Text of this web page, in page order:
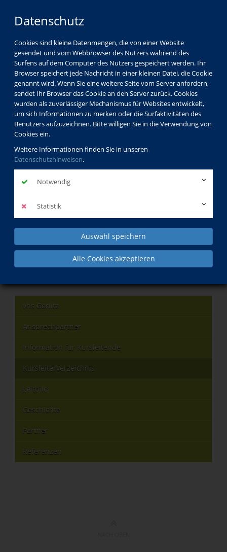
Datenschutz
Cookies sind kleine Datenmengen, die von einer Website
gesendet und vom Webbrowser des Nutzers während des
Surfens auf dem Computer des Nutzers gespeichert werden. Ihr
Browser speichert jede Nachricht in einer kleinen Datei, die Cookie
genannt wird. Wenn Sie eine weitere Seite vom Server anfordern,
sendet Ihr Browser das Cookie an den Server zurück. Cookies
wurden als zuverlässiger Mechanismus für Websites entwickelt,
um sich Informationen zu merken oder die Surfaktivitäten des
Benutzers aufzuzeichnen. Bitte willigen Sie in die Verwendung von
Cookies ein.
Weitere Informationen finden Sie in unseren
Datenschutzhinweisen.
Notwendig
Statistik
Auswahl speichern
Alle Cookies akzeptieren
vhs Görlitz Kursleiterverzeichnis Karg Dieter
Karg Dieter
Profil
Kurse der dozierenden Person
Was? Wann?
Iran: Menschenrechte im
Ausnahmezustand: Unterdrückung,
Mo., 09.11.2026
vhs Görlitz
Ansprechpartner
Information für Kursleitende
Kursleiterverzeichnis
Leitbild
Geschichte
Partner
Referenzen